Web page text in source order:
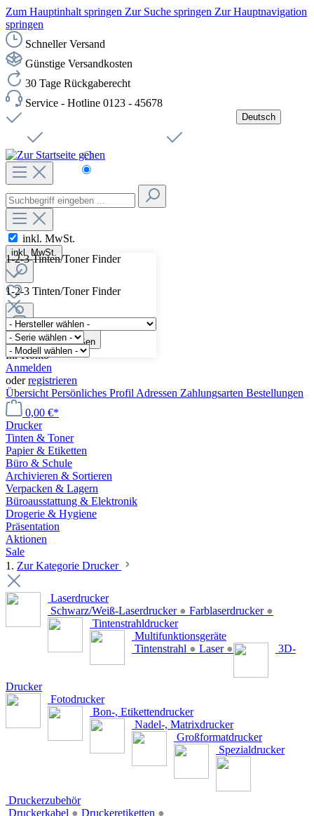
Zum Hauptinhalt springen Zur Suche springen Zur Hauptnavigation
springen
Schneller Versand
Günstige Versandkosten
30 Tage Rückgaberecht
Service - Hotline 0123 - 45678
Deutsch
Čeština
inkl. MwSt.
inkl. MwSt.
Menü schließen
Ihr Konto
Anmelden
oderregistrieren
Übersicht Persönliches Profil Adressen Zahlungsarten Bestellungen
0,00 €*
Drucker
Tinten & Toner
Papier & Etiketten
Büro & Schule
Archivieren & Sortieren
Verpacken & Lagern
Büroausstattung & Elektronik
Drogerie & Hygiene
Präsentation
Aktionen
Sale
1. Zur Kategorie Drucker
Laserdrucker
Schwarz/Weiß-Laserdrucker ● Farblaserdrucker ●
Tintenstrahldrucker
Multifunktionsgeräte
Tintenstrahl ● Laser ● 3D-
Drucker
Fotodrucker
Bon-, Etikettendrucker
Nadel-, Matrixdrucker
Großformatdrucker
Spezialdrucker
Druckerzubehör
Druckerkabel ● Druckeretiketten ●
1-2-3 Tinten/Toner Finder
1-2-3 Tinten/Toner Finder